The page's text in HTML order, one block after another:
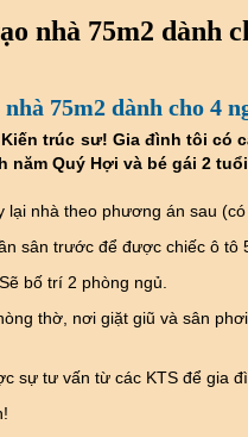
nhà 75m2 dành
75m2 dành cho 4
trúc sư! Gia đình tôi có
năm Quý Hợi và bé gái 2
lại nhà theo phương án sau
sân trước để được chiếc ô tô
bố trí 2 phòng ngủ.
thờ, nơi giặt giũ và sân
sự tư vấn từ các KTS để gia